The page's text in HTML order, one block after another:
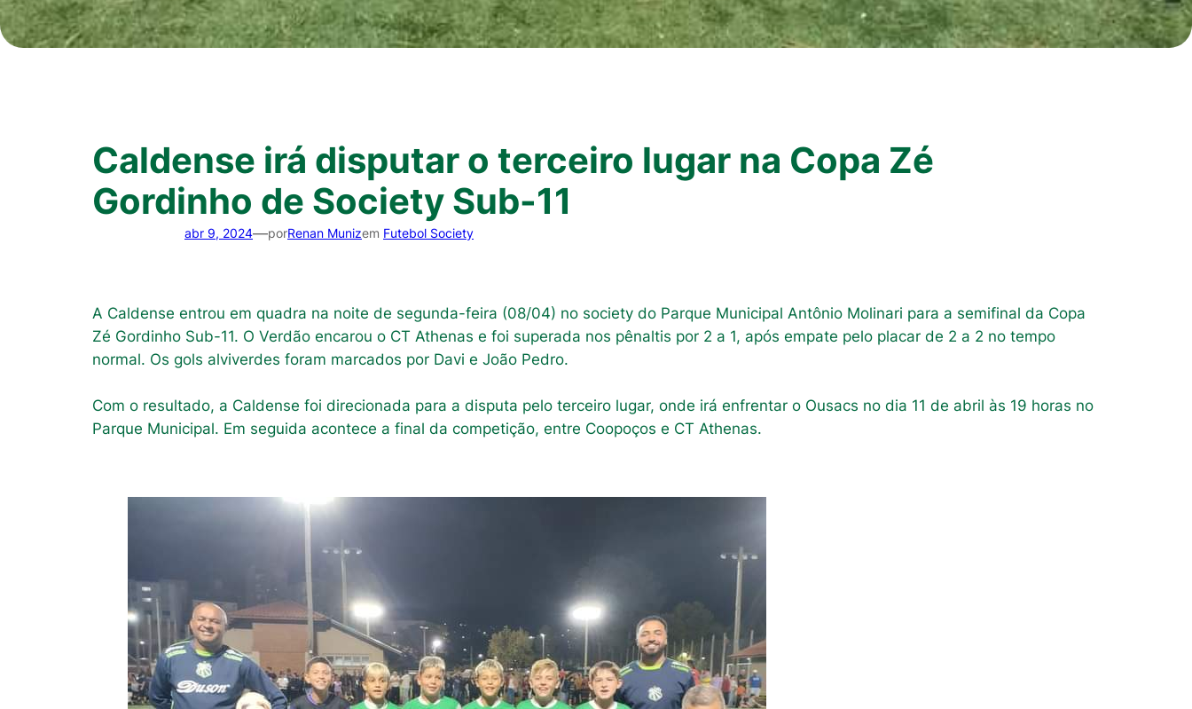
Caldense irá disputar o terceiro lugar na Copa Zé
Gordinho de Society Sub-11
abr 9, 2024—porRenan Munizem Futebol Society
A Caldense entrou em quadra na noite de segunda-feira (08/04) no society do Parque Municipal Antônio Molinari para a semifinal da Copa
Zé Gordinho Sub-11. O Verdão encarou o CT Athenas e foi superada nos pênaltis por 2 a 1, após empate pelo placar de 2 a 2 no tempo
normal. Os gols alviverdes foram marcados por Davi e João Pedro.
Com o resultado, a Caldense foi direcionada para a disputa pelo terceiro lugar, onde irá enfrentar o Ousacs no dia 11 de abril às 19 horas no
Parque Municipal. Em seguida acontece a final da competição, entre Coopoços e CT Athenas.